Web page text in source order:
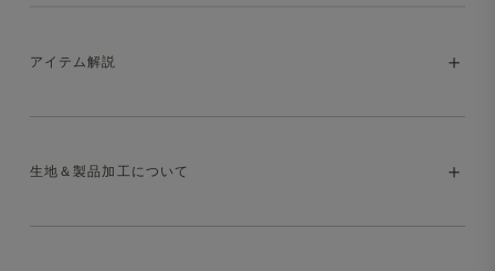
アイテム解説
希少な生地を使用した、Made in Japanのカ
生地＆製品加工について